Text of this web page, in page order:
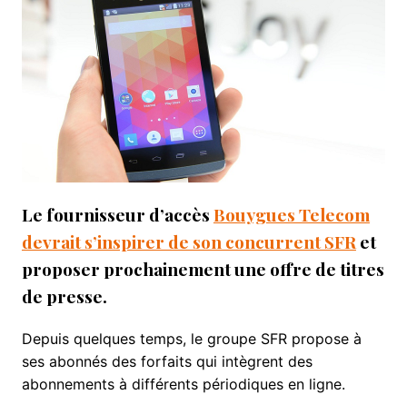
Le fournisseur d’accèsBouygues Telecom
devrait s’inspirer de son concurrent SFR et
proposer prochainement une offre de titres
de presse.
Depuis quelques temps, le groupe SFR propose à
ses abonnés des forfaits qui intègrent des
abonnements à différents périodiques en ligne.